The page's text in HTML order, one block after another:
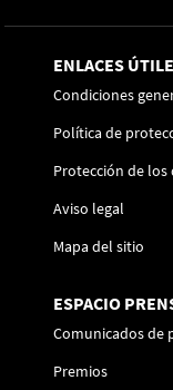
ENLACES
Condiciones
Política de
Protección de los
Aviso legal
Mapa del sitio
ESPACIO
Comunicados de
Premios